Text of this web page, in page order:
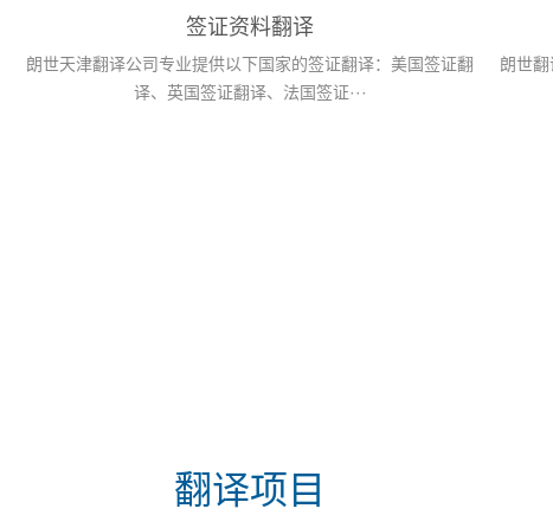
签证资料翻译
朗世天津翻译公司专业提供以下国家的签证翻译：美国签证翻
译、英国签证翻译、法国签证···
朗世
翻译项目